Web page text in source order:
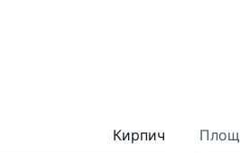
Кирпич